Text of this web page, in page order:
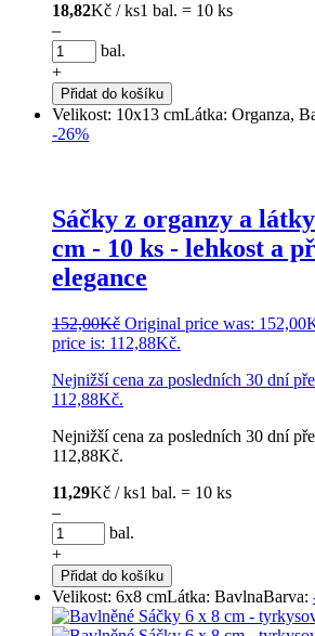
18,82Kč / ks1 bal. = 10 ks
–
bal.
+
Přidat do košíku
Velikost: 10x13 cmLátka: Organza,
-26%
Sáčky z organzy a
cm - 10 ks - lehkost a
elegance
152,00Kč Original price was:
price is: 112,88Kč.
Nejnižší cena za posledních 30 dní
112,88Kč.
Nejnižší cena za posledních 30 dní
112,88Kč.
11,29Kč / ks1 bal. = 10 ks
–
bal.
+
Přidat do košíku
Velikost: 6x8 cmLátka: BavlnaBarva: